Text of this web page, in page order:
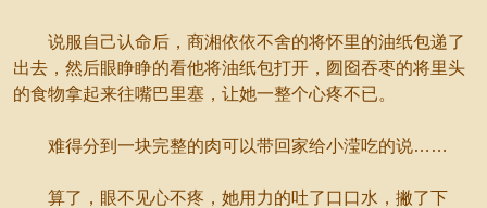
说服自己认命后，商湘依依不舍的将怀里的油纸包递了
出去，然后眼睁睁的看他将油纸包打开，囫囵吞枣的将里头
的食物拿起来往嘴巴里塞，让她一整个心疼不已。
难得分到一块完整的肉可以带回家给小滢吃的说……
算了，眼不见心不疼，她用力的吐了口口水，撇了下